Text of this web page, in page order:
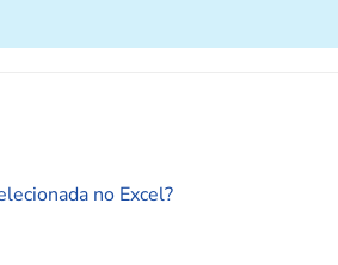
no Excel?